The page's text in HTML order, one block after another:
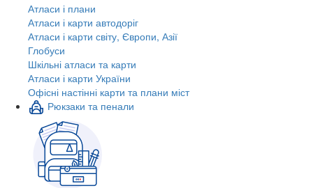
Атласи і плани
Атласи і карти автодоріг
Атласи і карти світу, Європи, Азії
Глобуси
Шкільні атласи та карти
Атласи і карти України
Офісні настінні карти та плани міст
Рюкзаки та пенали